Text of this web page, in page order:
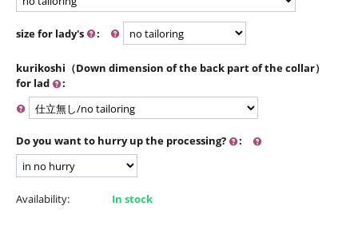
size for lady's :
kurikoshi（Down dimension of the back part of the collar）
for lad
:
Do you want to hurry up the processing? :
Availability: In stock